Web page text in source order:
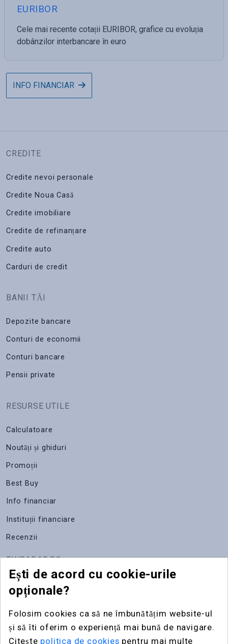
EURIBOR
Cele mai recente cotații EURIBOR, grafice cu evoluția
dobânzilor interbancare în euro
INFO FINANCIAR
CREDITE
Credite nevoi personale
Credite Noua Casă
Credite imobiliare
Credite de refinanțare
Credite auto
Carduri de credit
BANII TĂI
Depozite bancare
Conturi de economii
Conturi bancare
Pensii private
RESURSE UTILE
Calculatoare
Noutăți și ghiduri
Promoții
Best Buy
Info financiar
Instituții financiare
Recenzii
FINRADAR.RO
Despre noi
Contact
Publicitate
Ești de acord cu cookie-urile
opționale?
Folosim cookies ca să ne îmbunătățim website-ul
și să îti oferim o experiență mai bună de navigare.
Citește politica de cookies pentru mai multe